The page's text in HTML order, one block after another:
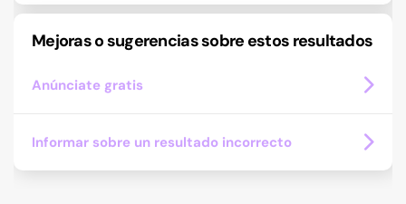
Mejoras o sugerencias sobre estos resultados
Anúnciate gratis
Informar sobre un resultado incorrecto